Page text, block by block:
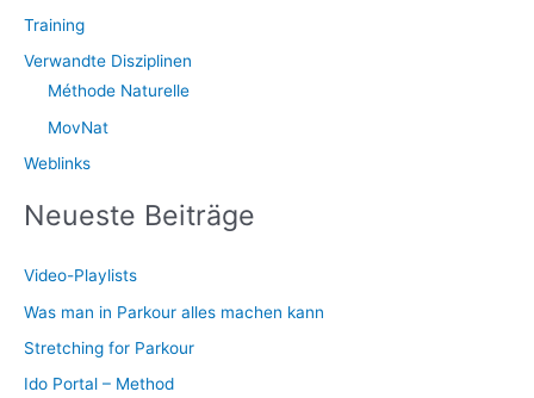
Training
Verwandte Disziplinen
Méthode Naturelle
MovNat
Weblinks
Neueste Beiträge
Video-Playlists
Was man in Parkour alles machen kann
Stretching for Parkour
Ido Portal – Method